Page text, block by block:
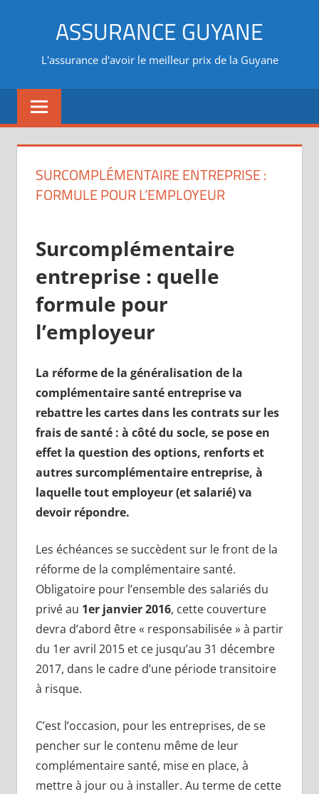
ASSURANCE GUYANE
L'assurance d'avoir le meilleur prix de la Guyane
SURCOMPLÉMENTAIRE ENTREPRISE :
FORMULE POUR L’EMPLOYEUR
Surcomplémentaire
entreprise : quelle
formule pour
l’employeur
La réforme de la généralisation de la
complémentaire santé entreprise va
rebattre les cartes dans les contrats sur les
frais de santé : à côté du socle, se pose en
effet la question des options, renforts et
autres surcomplémentaire entreprise, à
laquelle tout employeur (et salarié) va
devoir répondre.
Les échéances se succèdent sur le front de la
réforme de la complémentaire santé.
Obligatoire pour l’ensemble des salariés du
privé au 1er janvier 2016, cette couverture
devra d’abord être « responsabilisée » à partir
du 1er avril 2015 et ce jusqu’au 31 décembre
2017, dans le cadre d’une période transitoire
à risque.
C’est l’occasion, pour les entreprises, de se
pencher sur le contenu même de leur
complémentaire santé, mise en place, à
mettre à jour ou à installer. Au terme de cette